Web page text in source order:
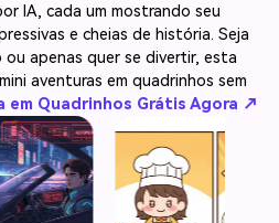
IA, cada um mostrando seu
e cheias de história. Seja
apenas quer se divertir, esta
aventuras em quadrinhos sem
em Quadrinhos Grátis Agora ↗